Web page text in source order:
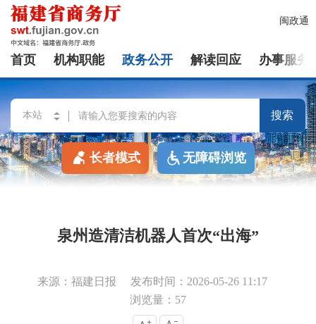
闽政通
首页 机构职能 政务公开 解读回应 办事服务
搜索
长者模式 无障碍浏览
泉州造清洁机器人首次“出海”
来源：福建日报
发布时间：2026-05-26 11:17
浏览量：57